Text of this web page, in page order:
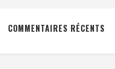
COMMENTAIRES RÉCENTS